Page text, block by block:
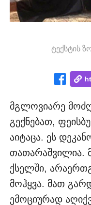
ტექსტის
მგლოვიარე
გექნებათ,
აიტაცა. ეს
თათარაშვილია.
ქსელში,
მოჰყვა. მათ
ემოციურად